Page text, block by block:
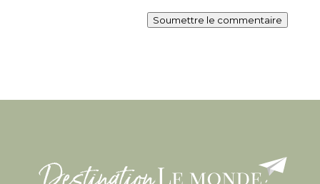
Soumettre le commentaire